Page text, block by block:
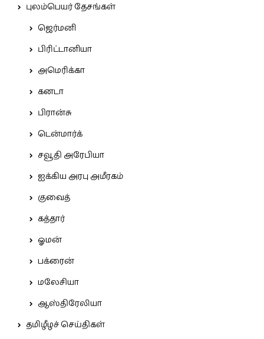
புலம்பெயர் தேசங்கள்
ஜெர்மனி
பிரிட்டானியா
அமெரிக்கா
கனடா
பிரான்சு
டென்மார்க்
சவூதி அரேபியா
ஐக்கிய அரபு அமீரகம்
குவைத்
கத்தார்
ஓமன்
பக்ரைன்
மலேசியா
ஆஸ்திரேலியா
தமிழீழச் செய்திகள்